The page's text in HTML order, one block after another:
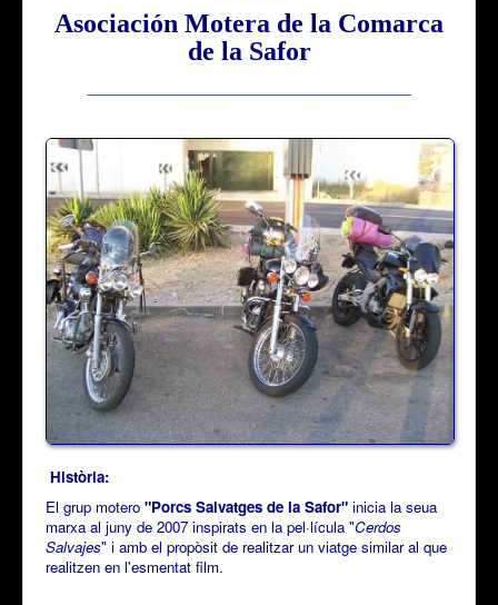
Asociación Motera de la Comarca
de la Safor
Història:
El grup motero "Porcs Salvatges de la Safor" inicia la seua
marxa al juny de 2007 inspirats en la pel·lícula "Cerdos
Salvajes" i amb el propòsit de realitzar un viatge similar al que
realitzen en l'esmentat film.